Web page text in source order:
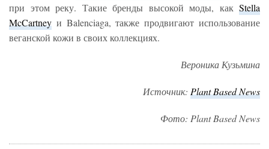
при этом реку. Такие бренды высокой моды, как Stella
McCartney и Balenciaga, также продвигают использование
веганской кожи в своих коллекциях.
Вероника Кузьмина
Источник: PlantBasedNews
Фото: Plant Based News